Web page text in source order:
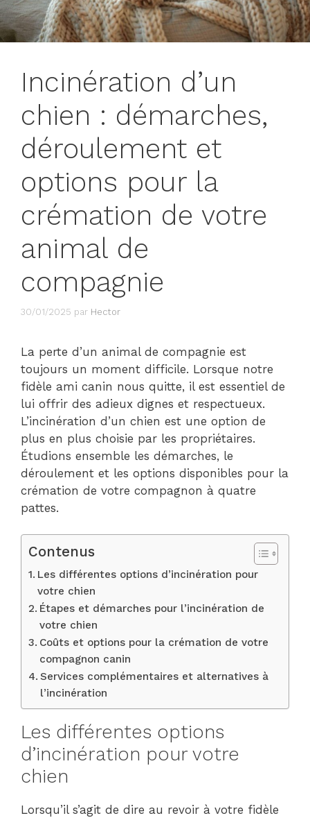
Incinération d’un
chien : démarches,
déroulement et
options pour la
crémation de votre
animal de
compagnie
30/01/2025 par Hector
La perte d’un animal de compagnie est
toujours un moment difficile. Lorsque notre
fidèle ami canin nous quitte, il est essentiel de
lui offrir des adieux dignes et respectueux.
L’incinération d’un chien est une option de
plus en plus choisie par les propriétaires.
Étudions ensemble les démarches, le
déroulement et les options disponibles pour la
crémation de votre compagnon à quatre
pattes.
Contenus
Les différentes options d’incinération pour
votre chien
Étapes et démarches pour l’incinération de
votre chien
Coûts et options pour la crémation de votre
compagnon canin
Services complémentaires et alternatives à
l’incinération
Les différentes options
d’incinération pour votre
chien
Lorsqu’il s’agit de dire au revoir à votre fidèle